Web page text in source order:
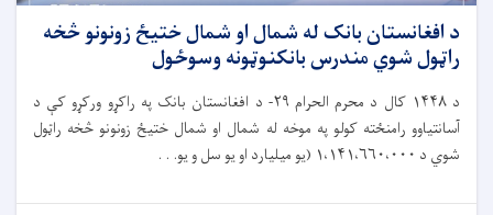
د افغانستان بانک له شمال او شمال ختیځ زونونو څخه
راټول شوي مندرس بانکنوټونه وسوځول
د۱۴۴۸ کال د محرم الحرام ۲۹- د افغانستان بانک په راکړو ورکړو کې د
آسانتیاوو رامنځته کولو په موخه له شمال او شمال ختیځ زونونو څخه راټول
شوي د ۱،۱۴۱،۶۶۰،۰۰۰ ( یو میلیارد او یو سل و یو. . .